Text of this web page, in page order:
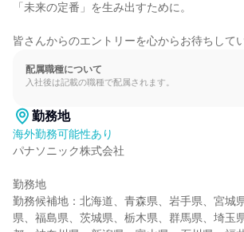
「未来の定番」を生み出すために。
皆さんからのエントリーを心からお待ちして
配属職種について
入社後は記載の職種で配属されます。
勤務地
海外勤務可能性あり
パナソニック株式会社
勤務地
勤務候補地：北海道、青森県、岩手県、宮城
県、福島県、茨城県、栃木県、群馬県、埼玉